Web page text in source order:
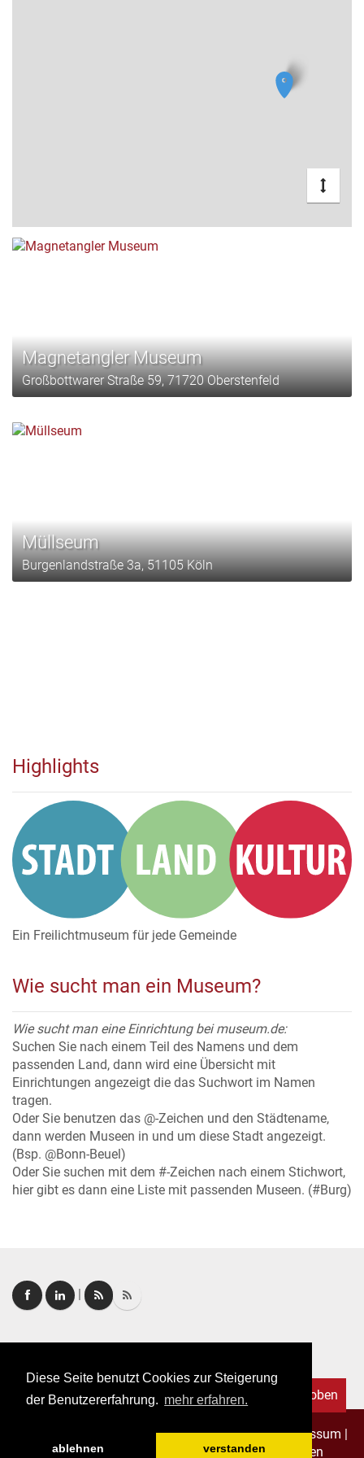
Diese Seite benutzt Cookies zur Steigerung
der Benutzererfahrung. mehr erfahren.
ablehnen verstanden
Magnetangler Museum
Großbottwarer Straße 59, 71720 Oberstenfeld
Müllseum
Burgenlandstraße 3a, 51105 Köln
Highlights
Ein Freilichtmuseum für jede Gemeinde
Wie sucht man ein Museum?
Wie sucht man eine Einrichtung bei museum.de:
Suchen Sie nach einem Teil des Namens und dem
passenden Land, dann wird eine Übersicht mit
Einrichtungen angezeigt die das Suchwort im Namen
tragen.
Oder Sie benutzen das @-Zeichen und den Städtename,
dann werden Museen in und um diese Stadt angezeigt.
(Bsp. @Bonn-Beuel)
Oder Sie suchen mit dem #-Zeichen nach einem Stichwort,
hier gibt es dann eine Liste mit passenden Museen. (#Burg)
Copyright © 2026. Alle Rechte vorbehalten.–Impressum
Datenschutz
Allgemeine Geschäftsbedingungen
Nach oben